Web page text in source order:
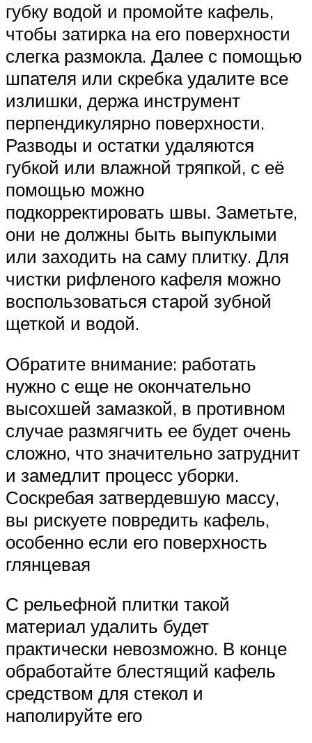
губку водой и промойте кафель,
чтобы затирка на его поверхности
слегка размокла. Далее с помощью
шпателя или скребка удалите все
излишки, держа инструмент
перпендикулярно поверхности.
Разводы и остатки удаляются
губкой или влажной тряпкой, с её
помощью можно
подкорректировать швы. Заметьте,
они не должны быть выпуклыми
или заходить на саму плитку. Для
чистки рифленого кафеля можно
воспользоваться старой зубной
щеткой и водой.
Обратите внимание: работать
нужно с еще не окончательно
высохшей замазкой, в противном
случае размягчить ее будет очень
сложно, что значительно затруднит
и замедлит процесс уборки.
Соскребая затвердевшую массу,
вы рискуете повредить кафель,
особенно если его поверхность
глянцевая
С рельефной плитки такой
материал удалить будет
практически невозможно. В конце
обработайте блестящий кафель
средством для стекол и
наполируйте его